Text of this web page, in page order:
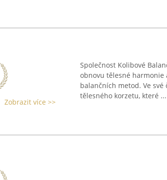
Zobrazit více >>
Společnost Kolibové
obnovu tělesné harmonie
balančních metod. Ve
tělesného korzetu, které ...